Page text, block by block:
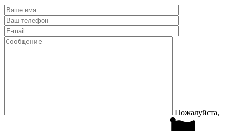
Пожалуйста,